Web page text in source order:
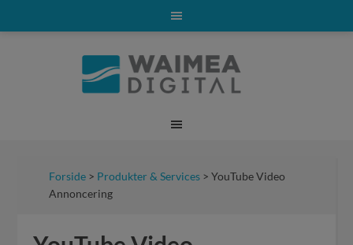
Forside > Produkter & Services > YouTube Video
Annoncering